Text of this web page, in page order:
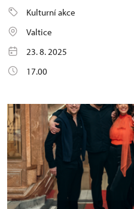
Kulturní akce
Valtice
23. 8. 2025
17.00